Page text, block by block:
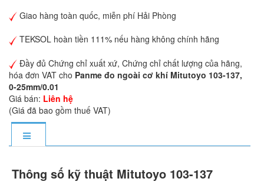
Giao hàng toàn quốc, miễn phí Hải Phòng
TEKSOL hoàn tiền 111% nếu hàng không chính hãng
Đầy đủ Chứng chỉ xuất xứ, Chứng chỉ chất lượng của hãng,
hóa đơn VAT cho Panme đo ngoài cơ khí Mitutoyo 103-137,
0-25mm/0.01
Giá bán: Liên hệ
(Giá đã bao gồm thuế VAT)
Thông số kỹ thuật Mitutoyo 103-137